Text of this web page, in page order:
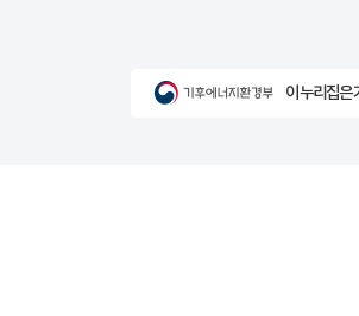
이 누리집은